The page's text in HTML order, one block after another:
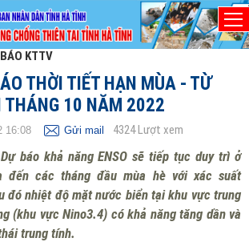
KTTV
THỜI TIẾT HẠN MÙA - TỪ
THÁNG 10 NĂM 2022
16:08 Gửi mail 4324Lượt xem
báo khả năng ENSO sẽ tiếp tục duy trì ở
đến các tháng đầu mùa hè với xác suất
đó nhiệt độ mặt nước biển tại khu vực trung
(khu vực Nino3.4) có khả năng tăng dần và
trung tính.